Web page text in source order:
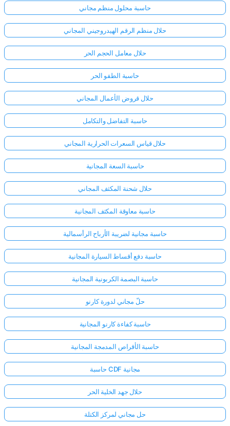
حاسبة محلول منظم مجاني
حلال منظم الرقم الهيدروجيني المجاني
حلال معامل الحجم الحر
حاسبة الطفو الحر
حلال قروض الأعمال المجاني
حاسبة التفاضل والتكامل
حلال قياس السعرات الحرارية المجاني
حاسبة السعة المجانية
حلال شحنة المكثف المجاني
حاسبة معاوقة المكثف المجانية
حاسبة مجانية لضريبة الأرباح الرأسمالية
حاسبة دفع أقساط السيارة المجانية
حاسبة البصمة الكربونية المجانية
حلّ مجاني لدورة كارنو
حاسبة كفاءة كارنو المجانية
حاسبة الأقراص المدمجة المجانية
حاسبة CDF مجانية
حلال جهد الخلية الحر
حل مجاني لمركز الكتلة